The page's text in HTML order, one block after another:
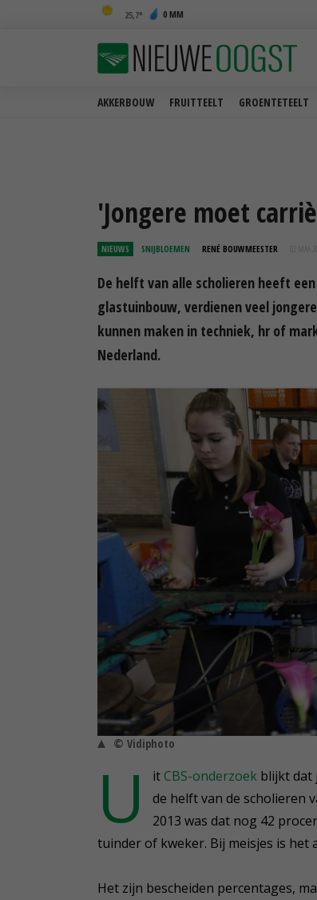
25,7 0 MM
AKKERBOUW FRUITTEELT GROENTETEELT
'Jongere moet
NIEUWS SNIJBLOEMEN RENÉ BOUWMEESTER 02 MAA
De helft van alle scholieren heeft
glastuinbouw, verdienen veel
kunnen maken in techniek, hr of
Nederland.
© Vidiphoto
U itCBS-onderzoek blijkt dat
de helft van de scholieren
2013 was dat nog 42
tuinder of kweker. Bij meisjes is het
Het zijn bescheiden percentages,